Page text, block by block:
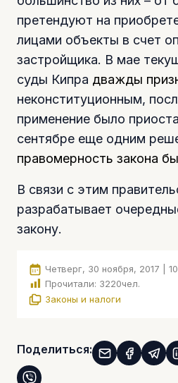
претендуют на
лицами объекты в счет
застройщика. В мае
суды Кипра дважды
неконституционным,
применение было
сентябре еще одним
правомерность закона
В связи с этим
разрабатывает
закону.
Четверг, 30 ноября, 2017 |
Прочитали: 3220чел.
Законы и налоги
Поделиться: